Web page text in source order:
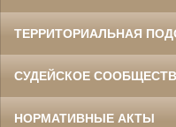
ТЕРРИТОРИАЛЬНАЯ
СУДЕЙСКОЕ
НОРМАТИВНЫЕ АКТЫ